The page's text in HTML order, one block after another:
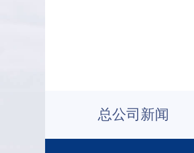
总公司新闻